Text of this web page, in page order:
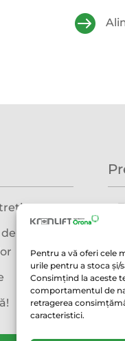
Pentru a vă oferi cele
urile pentru a stoca și/
Consimțind la aceste
comportamentul de
retragerea
caracteristici.

folosire a